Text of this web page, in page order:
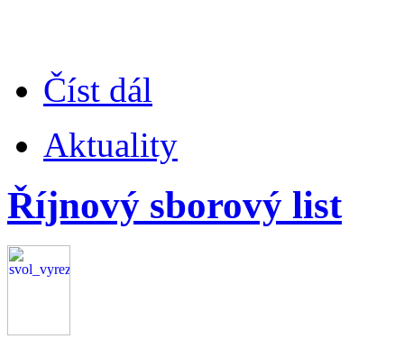
Číst dál
Aktuality
Říjnový sborový list